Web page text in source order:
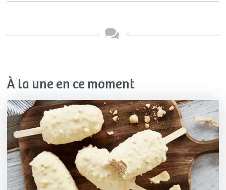
À la une en ce moment